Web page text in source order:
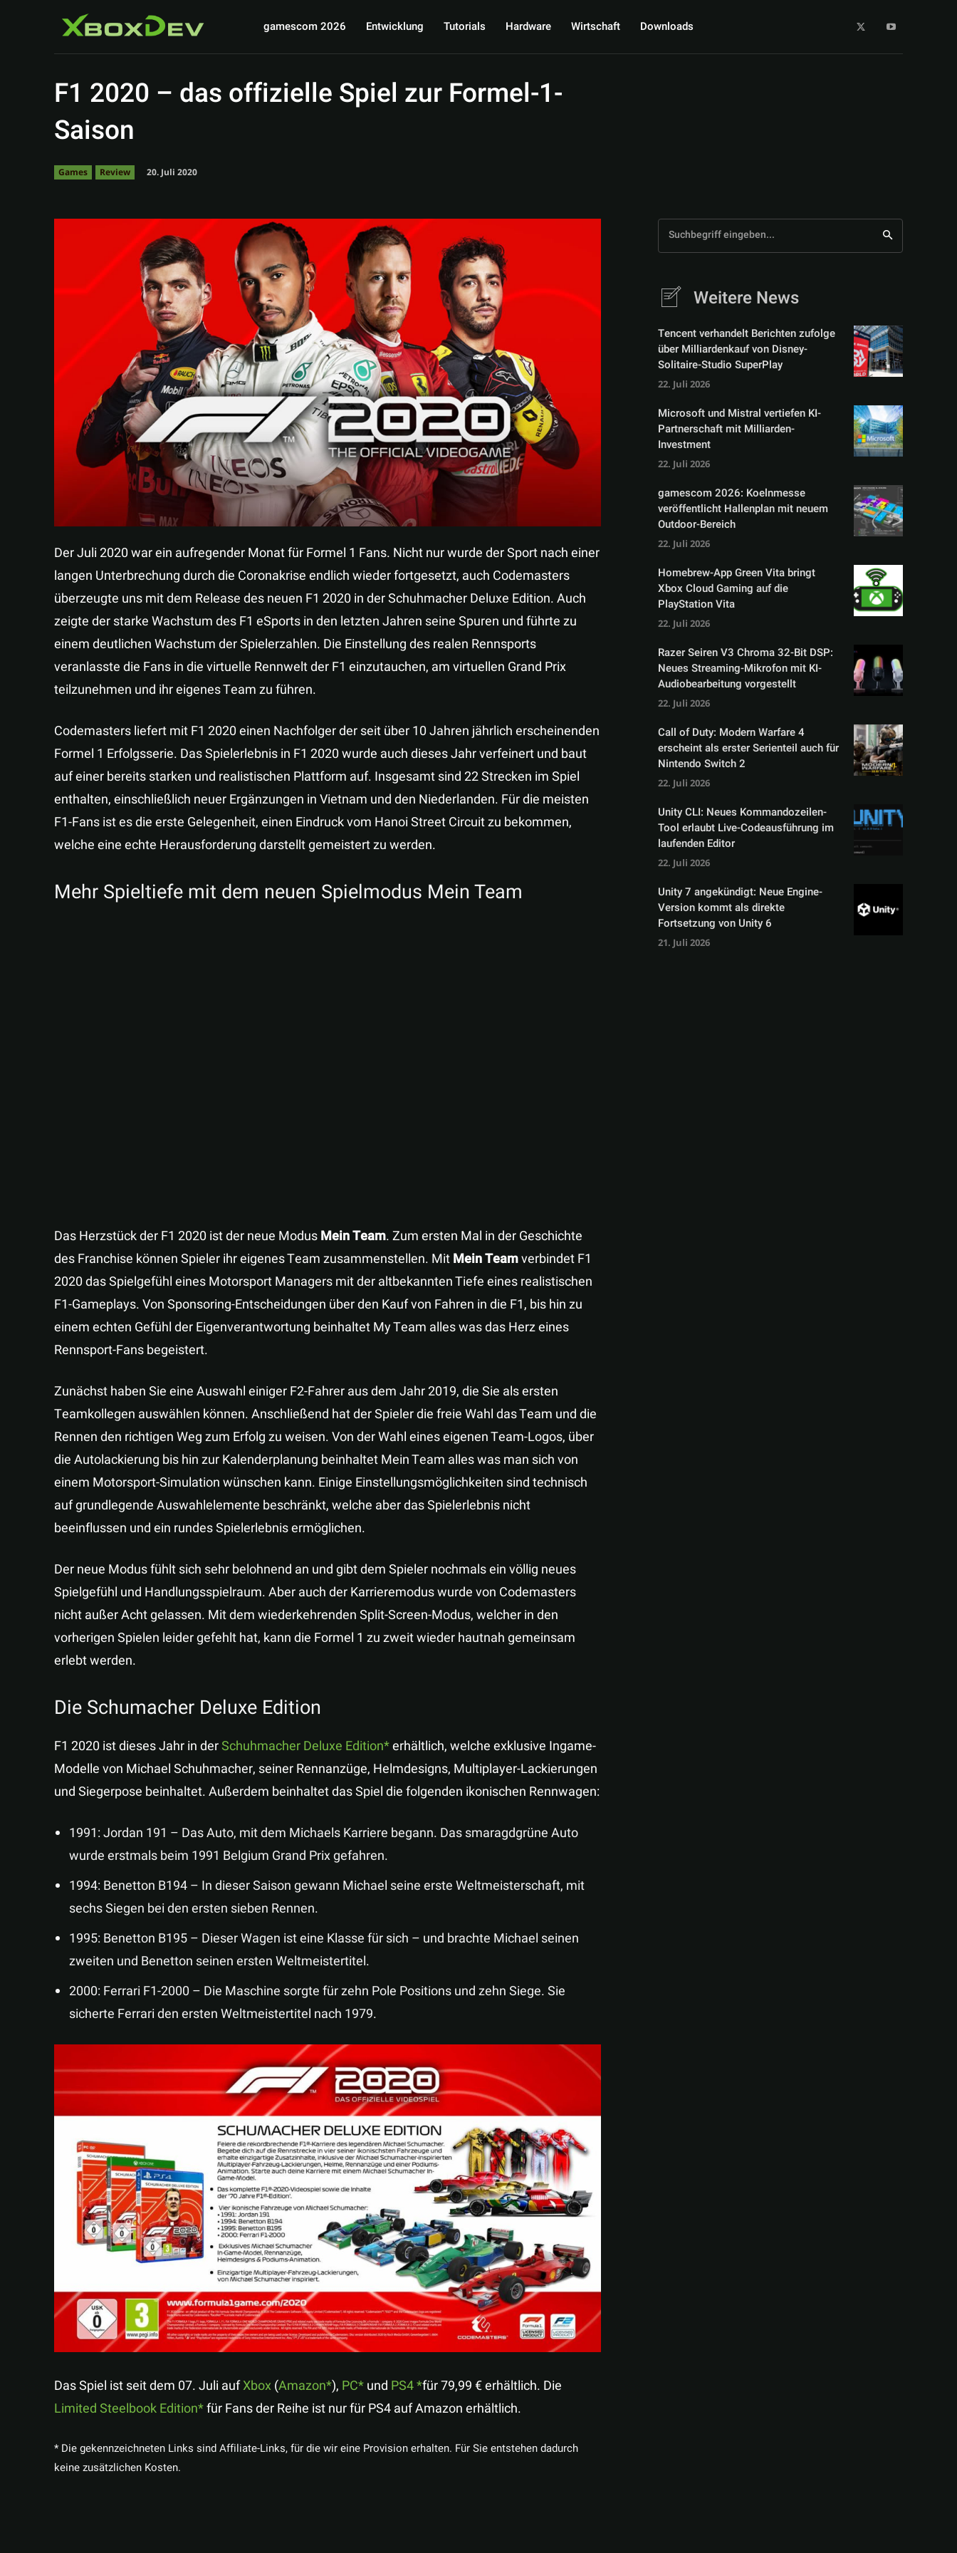
gamescom 2026 Entwicklung Tutorials Hardware Wirtschaft Downloads
F1 2020 – das offizielle Spiel zur Formel-1-
Saison
Games Review 20. Juli 2020
Teilen
Der Juli 2020 war ein aufregender Monat für Formel 1 Fans. Nicht nur wurde der Sport nach einer
langen Unterbrechung durch die Coronakrise endlich wieder fortgesetzt, auch Codemasters
überzeugte uns mit dem Release des neuen F1 2020 in der Schuhmacher Deluxe Edition. Auch
zeigte der starke Wachstum des F1 eSports in den letzten Jahren seine Spuren und führte zu
einem deutlichen Wachstum der Spielerzahlen. Die Einstellung des realen Rennsports
veranlasste die Fans in die virtuelle Rennwelt der F1 einzutauchen, am virtuellen Grand Prix
teilzunehmen und ihr eigenes Team zu führen.
Codemasters liefert mit F1 2020 einen Nachfolger der seit über 10 Jahren jährlich erscheinenden
Formel 1 Erfolgsserie. Das Spielerlebnis in F1 2020 wurde auch dieses Jahr verfeinert und baut
auf einer bereits starken und realistischen Plattform auf. Insgesamt sind 22 Strecken im Spiel
enthalten, einschließlich neuer Ergänzungen in Vietnam und den Niederlanden. Für die meisten
F1-Fans ist es die erste Gelegenheit, einen Eindruck vom Hanoi Street Circuit zu bekommen,
welche eine echte Herausforderung darstellt gemeistert zu werden.
Mehr Spieltiefe mit dem neuen Spielmodus Mein Team
Das Herzstück der F1 2020 ist der neue ModusMein Team. Zum ersten Mal in der Geschichte
des Franchise können Spieler ihr eigenes Team zusammenstellen. MitMein Teamverbindet F1
2020 das Spielgefühl eines Motorsport Managers mit der altbekannten Tiefe eines realistischen
F1-Gameplays. Von Sponsoring-Entscheidungen über den Kauf von Fahren in die F1, bis hin zu
einem echten Gefühl der Eigenverantwortung beinhaltet My Team alles was das Herz eines
Rennsport-Fans begeistert.
Zunächst haben Sie eine Auswahl einiger F2-Fahrer aus dem Jahr 2019, die Sie als ersten
Teamkollegen auswählen können. Anschließend hat der Spieler die freie Wahl das Team und die
Rennen den richtigen Weg zum Erfolg zu weisen. Von der Wahl eines eigenen Team-Logos, über
die Autolackierung bis hin zur Kalenderplanung beinhaltet Mein Team alles was man sich von
einem Motorsport-Simulation wünschen kann. Einige Einstellungsmöglichkeiten sind technisch
auf grundlegende Auswahlelemente beschränkt, welche aber das Spielerlebnis nicht
beeinflussen und ein rundes Spielerlebnis ermöglichen.
Der neue Modus fühlt sich sehr belohnend an und gibt dem Spieler nochmals ein völlig neues
Spielgefühl und Handlungsspielraum. Aber auch der Karrieremodus wurde von Codemasters
nicht außer Acht gelassen. Mit dem wiederkehrenden Split-Screen-Modus, welcher in den
vorherigen Spielen leider gefehlt hat, kann die Formel 1 zu zweit wieder hautnah gemeinsam
erlebt werden.
Die Schumacher Deluxe Edition
F1 2020 ist dieses Jahr in derSchuhmacher Deluxe Edition erhältlich, welche exklusive Ingame-
Modelle von Michael Schuhmacher, seiner Rennanzüge, Helmdesigns, Multiplayer-Lackierungen
und Siegerpose beinhaltet. Außerdem beinhaltet das Spiel die folgenden ikonischen Rennwagen:
1991: Jordan 191 – Das Auto, mit dem Michaels Karriere begann. Das smaragdgrüne Auto
wurde erstmals beim 1991 Belgium Grand Prix gefahren.
1994: Benetton B194 – In dieser Saison gewann Michael seine erste Weltmeisterschaft, mit
sechs Siegen bei den ersten sieben Rennen.
1995: Benetton B195 – Dieser Wagen ist eine Klasse für sich – und brachte Michael seinen
zweiten und Benetton seinen ersten Weltmeistertitel.
2000: Ferrari F1-2000 – Die Maschine sorgte für zehn Pole Positions und zehn Siege. Sie
sicherte Ferrari den ersten Weltmeistertitel nach 1979.
Das Spiel ist seit dem 07. Juli aufXbox(Amazon ), PC und PS4 für 79,99 € erhältlich. Die
Limited Steelbook Edition für Fans der Reihe ist nur für PS4 auf Amazon erhältlich.
* Die gekennzeichneten Links sind Affiliate-Links, für die wir eine Provision erhalten. Für Sie entstehen dadurch
keine zusätzlichen Kosten.
Suchbegriff eingeben...
Weitere News
Tencent verhandelt Berichten zufolge
über Milliardenkauf von Disney-
Solitaire-Studio SuperPlay
22. Juli 2026
Microsoft und Mistral vertiefen KI-
Partnerschaft mit Milliarden-
Investment
22. Juli 2026
gamescom 2026: Koelnmesse
veröffentlicht Hallenplan mit neuem
Outdoor-Bereich
22. Juli 2026
Homebrew-App Green Vita bringt
Xbox Cloud Gaming auf die
PlayStation Vita
22. Juli 2026
Razer Seiren V3 Chroma 32-Bit DSP:
Neues Streaming-Mikrofon mit KI-
Audiobearbeitung vorgestellt
22. Juli 2026
Call of Duty: Modern Warfare 4
erscheint als erster Serienteil auch für
Nintendo Switch 2
22. Juli 2026
Unity CLI: Neues Kommandozeilen-
Tool erlaubt Live-Codeausführung im
laufenden Editor
22. Juli 2026
Unity 7 angekündigt: Neue Engine-
Version kommt als direkte
Fortsetzung von Unity 6
21. Juli 2026